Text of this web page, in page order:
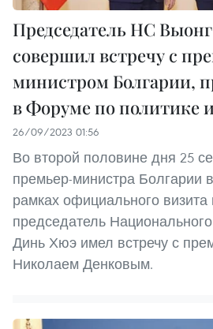
Председатель НС
совершил встречу с
министром Болгарии,
в Форуме по политике
26/09/2023 01:56
Во второй половине дня 25
премьер-министра Болгарии
рамках официального
председатель
Динь Хюэ имел встречу с
Николаем Денковым.